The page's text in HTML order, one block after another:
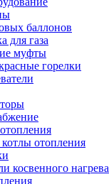
баллонов
для газа
муфты
горелки
отопления
косвенного нагрева